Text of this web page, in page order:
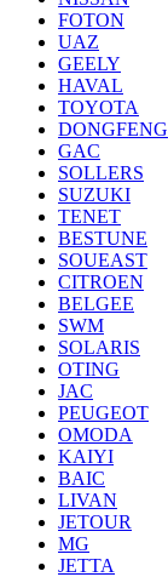
FOTON
UAZ
GEELY
HAVAL
TOYOTA
DONGFENG
GAC
SOLLERS
SUZUKI
TENET
BESTUNE
SOUEAST
CITROEN
BELGEE
SWM
SOLARIS
OTING
JAC
PEUGEOT
OMODA
KAIYI
BAIC
LIVAN
JETOUR
MG
JETTA